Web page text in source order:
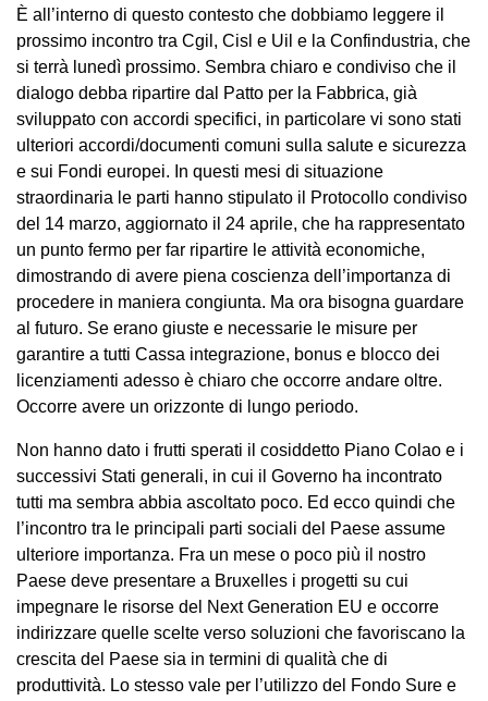
È all’interno di questo contesto che dobbiamo leggere il
prossimo incontro tra Cgil, Cisl e Uil e la Confindustria, che
si terrà lunedì prossimo. Sembra chiaro e condiviso che il
dialogo debba ripartire dal Patto per la Fabbrica, già
sviluppato con accordi specifici, in particolare vi sono stati
ulteriori accordi/documenti comuni sulla salute e sicurezza
e sui Fondi europei. In questi mesi di situazione
straordinaria le parti hanno stipulato il Protocollo condiviso
del 14 marzo, aggiornato il 24 aprile, che ha rappresentato
un punto fermo per far ripartire le attività economiche,
dimostrando di avere piena coscienza dell’importanza di
procedere in maniera congiunta. Ma ora bisogna guardare
al futuro. Se erano giuste e necessarie le misure per
garantire a tutti Cassa integrazione, bonus e blocco dei
licenziamenti adesso è chiaro che occorre andare oltre.
Occorre avere un orizzonte di lungo periodo.
Non hanno dato i frutti sperati il cosiddetto Piano Colao e i
successivi Stati generali, in cui il Governo ha incontrato
tutti ma sembra abbia ascoltato poco. Ed ecco quindi che
l’incontro tra le principali parti sociali del Paese assume
ulteriore importanza. Fra un mese o poco più il nostro
Paese deve presentare a Bruxelles i progetti su cui
impegnare le risorse del Next Generation EU e occorre
indirizzare quelle scelte verso soluzioni che favoriscano la
crescita del Paese sia in termini di qualità che di
produttività. Lo stesso vale per l’utilizzo del Fondo Sure e